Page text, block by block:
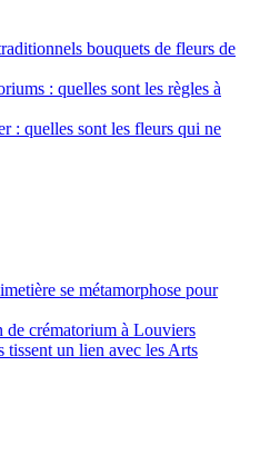
bouquets de fleurs de
: quelles sont les règles à
: quelles sont les fleurs qui ne
se métamorphose pour
crématorium à Louviers
tissent un lien avec les Arts